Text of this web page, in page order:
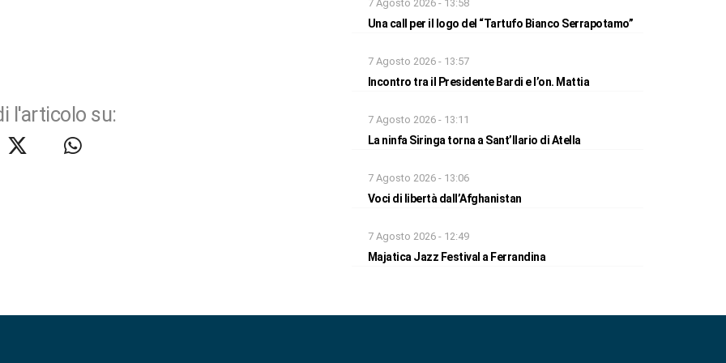
l'articolo su:
7 Agosto 2026 - 13:58
Una call per il logo del “Tartufo Bianco Serrapotamo”
7 Agosto 2026 - 13:57
Incontro tra il Presidente Bardi e l’on. Mattia
7 Agosto 2026 - 13:11
La ninfa Siringa torna a Sant’Ilario di Atella
7 Agosto 2026 - 13:06
Voci di libertà dall’Afghanistan
7 Agosto 2026 - 12:49
Majatica Jazz Festival a Ferrandina